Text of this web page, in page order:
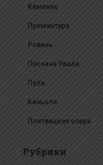
Каменяк
Премантура
Ровинь
Песчана Увала
Пула
Баньоле
Плитвицкие озера
Рубрики